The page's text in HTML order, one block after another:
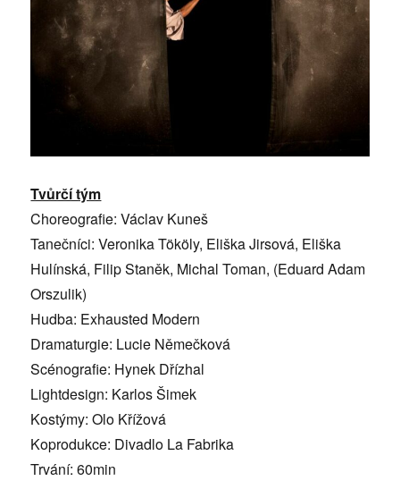
Tvůrčí tým
Choreografie: Václav Kuneš
Tanečníci: Veronika Tököly, Eliška Jirsová, Eliška
Hulínská, Filip Staněk, Michal Toman, (Eduard Adam
Orszulik)
Hudba: Exhausted Modern
Dramaturgie: Lucie Němečková
Scénografie: Hynek Dřízhal
Lightdesign: Karlos Šimek
Kostýmy: Olo Křížová
Koprodukce: Divadlo La Fabrika
Trvání: 60min